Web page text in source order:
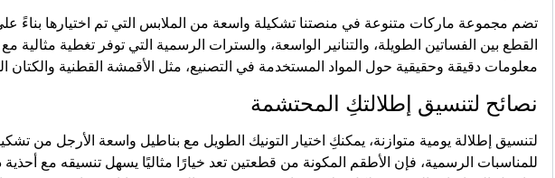
تضم مجموعة ماركات متنوعة في منصتنا تشكيلة واسعة من الملابس التي تم اختيارها بناءً
معلومات دقيقة وحقيقية حول المواد المستخدمة في التصنيع، مثل الأقمشة القطنية والكتان
نصائح لتنسيق إطلالتكِ المحتشمة
لتنسيق إطلالة يومية متوازنة، يمكنكِ اختيار التونيك الطويل مع بناطيل واسعة الأرجل من
للمناسبات الرسمية، فإن الأطقم المكونة من قطعتين تعد خيارًا مثاليًا يسهل تنسيقه مع